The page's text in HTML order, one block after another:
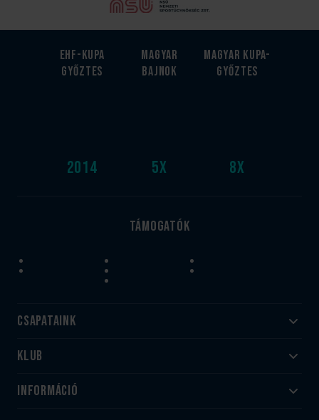
EHF-Kupa
győztes
2014
Magyar
bajnok
5x
Magyar kupa-
győztes
8x
Támogatók
Csapataink
Felnőtt
Utánpótlás
Klub
#HandballFamily
Információ